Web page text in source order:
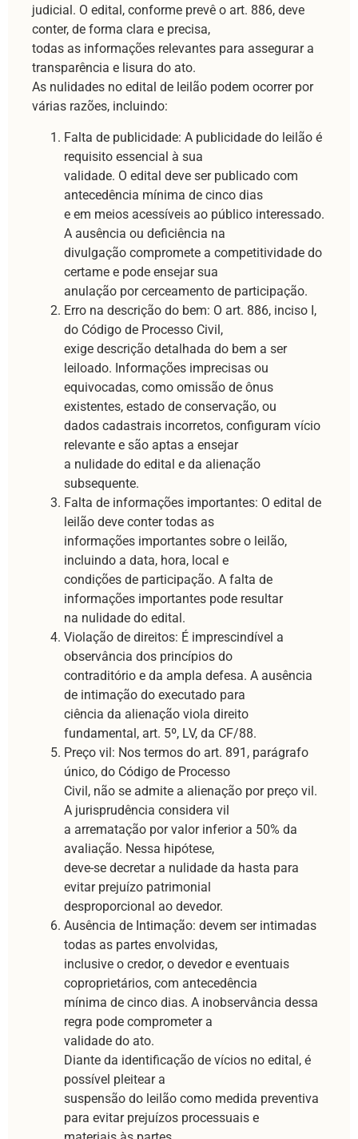
judicial. O edital, conforme prevê o art. 886, deve
conter, de forma clara e precisa,
todas as informações relevantes para assegurar a
transparência e lisura do ato.
As nulidades no edital de leilão podem ocorrer por
várias razões, incluindo:
Falta de publicidade: A publicidade do leilão é
requisito essencial à sua
validade. O edital deve ser publicado com
antecedência mínima de cinco dias
e em meios acessíveis ao público interessado.
A ausência ou deficiência na
divulgação compromete a competitividade do
certame e pode ensejar sua
anulação por cerceamento de participação.
Erro na descrição do bem: O art. 886, inciso I,
do Código de Processo Civil,
exige descrição detalhada do bem a ser
leiloado. Informações imprecisas ou
equivocadas, como omissão de ônus
existentes, estado de conservação, ou
dados cadastrais incorretos, configuram vício
relevante e são aptas a ensejar
a nulidade do edital e da alienação
subsequente.
Falta de informações importantes: O edital de
leilão deve conter todas as
informações importantes sobre o leilão,
incluindo a data, hora, local e
condições de participação. A falta de
informações importantes pode resultar
na nulidade do edital.
Violação de direitos: É imprescindível a
observância dos princípios do
contraditório e da ampla defesa. A ausência
de intimação do executado para
ciência da alienação viola direito
fundamental, art. 5º, LV, da CF/88.
Preço vil: Nos termos do art. 891, parágrafo
único, do Código de Processo
Civil, não se admite a alienação por preço vil.
A jurisprudência considera vil
a arrematação por valor inferior a 50% da
avaliação. Nessa hipótese,
deve-se decretar a nulidade da hasta para
evitar prejuízo patrimonial
desproporcional ao devedor.
Ausência de Intimação: devem ser intimadas
todas as partes envolvidas,
inclusive o credor, o devedor e eventuais
coproprietários, com antecedência
mínima de cinco dias. A inobservância dessa
regra pode comprometer a
validade do ato.
Diante da identificação de vícios no edital, é
possível pleitear a
suspensão do leilão como medida preventiva
para evitar prejuízos processuais e